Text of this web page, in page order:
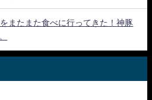
またまた食べに行ってきた！神豚